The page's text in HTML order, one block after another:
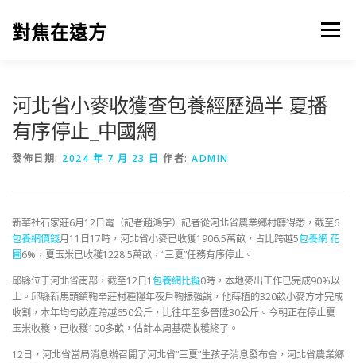
對焦在遠方 選單
河北省小麥收獲查包養經歷過半 夏播
有序停止_中國網
發佈日期: 2024 年 7 月 23 日 作者: ADMIN
新華社石家莊6月12日電（記者趙鴻宇）記者從河北省農業鄉村廳得悉，截至6
包養網價錢月11日17時，河北省小麥已收獲1906.5萬畝，占比跨越5包養網 花
圃6%，夏玉米已收穫1228.5萬畝，“三夏”任務有序停止。
邱縣位于河北省南部，截至12日1包養網比擬0時，本地麥出工作已完成90%以
上。邱縣新馬頭鎮鞠辛莊村種糧年夜戶鞠振強說，他蒔植的320畝小麥方才完成
收割，本年均勻畝產跨越650公斤，比往年至多晉陞30公斤。今朝正在停止夏
玉米收穫，已收穫100多畝，估計本周基礎收穫終了。
12日，河北省當局消息辦召開了河北省“三夏”生孩子消息發布會，河北省農業鄉